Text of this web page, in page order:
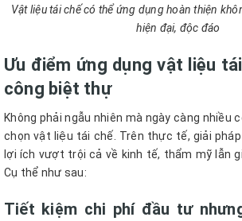
Vật liệu tái chế có thể ứng dụng hoàn thiện
hiện đại, độc đáo
Ưu điểm ứng dụng vật liệu
công biệt thự
Không phải ngẫu nhiên mà ngày càng nhiều
chọn vật liệu tái chế. Trên thực tế, giải
lợi ích vượt trội cả về kinh tế, thẩm mỹ lẫn
Cụ thể như sau:
Tiết kiệm chi phí đầu tư